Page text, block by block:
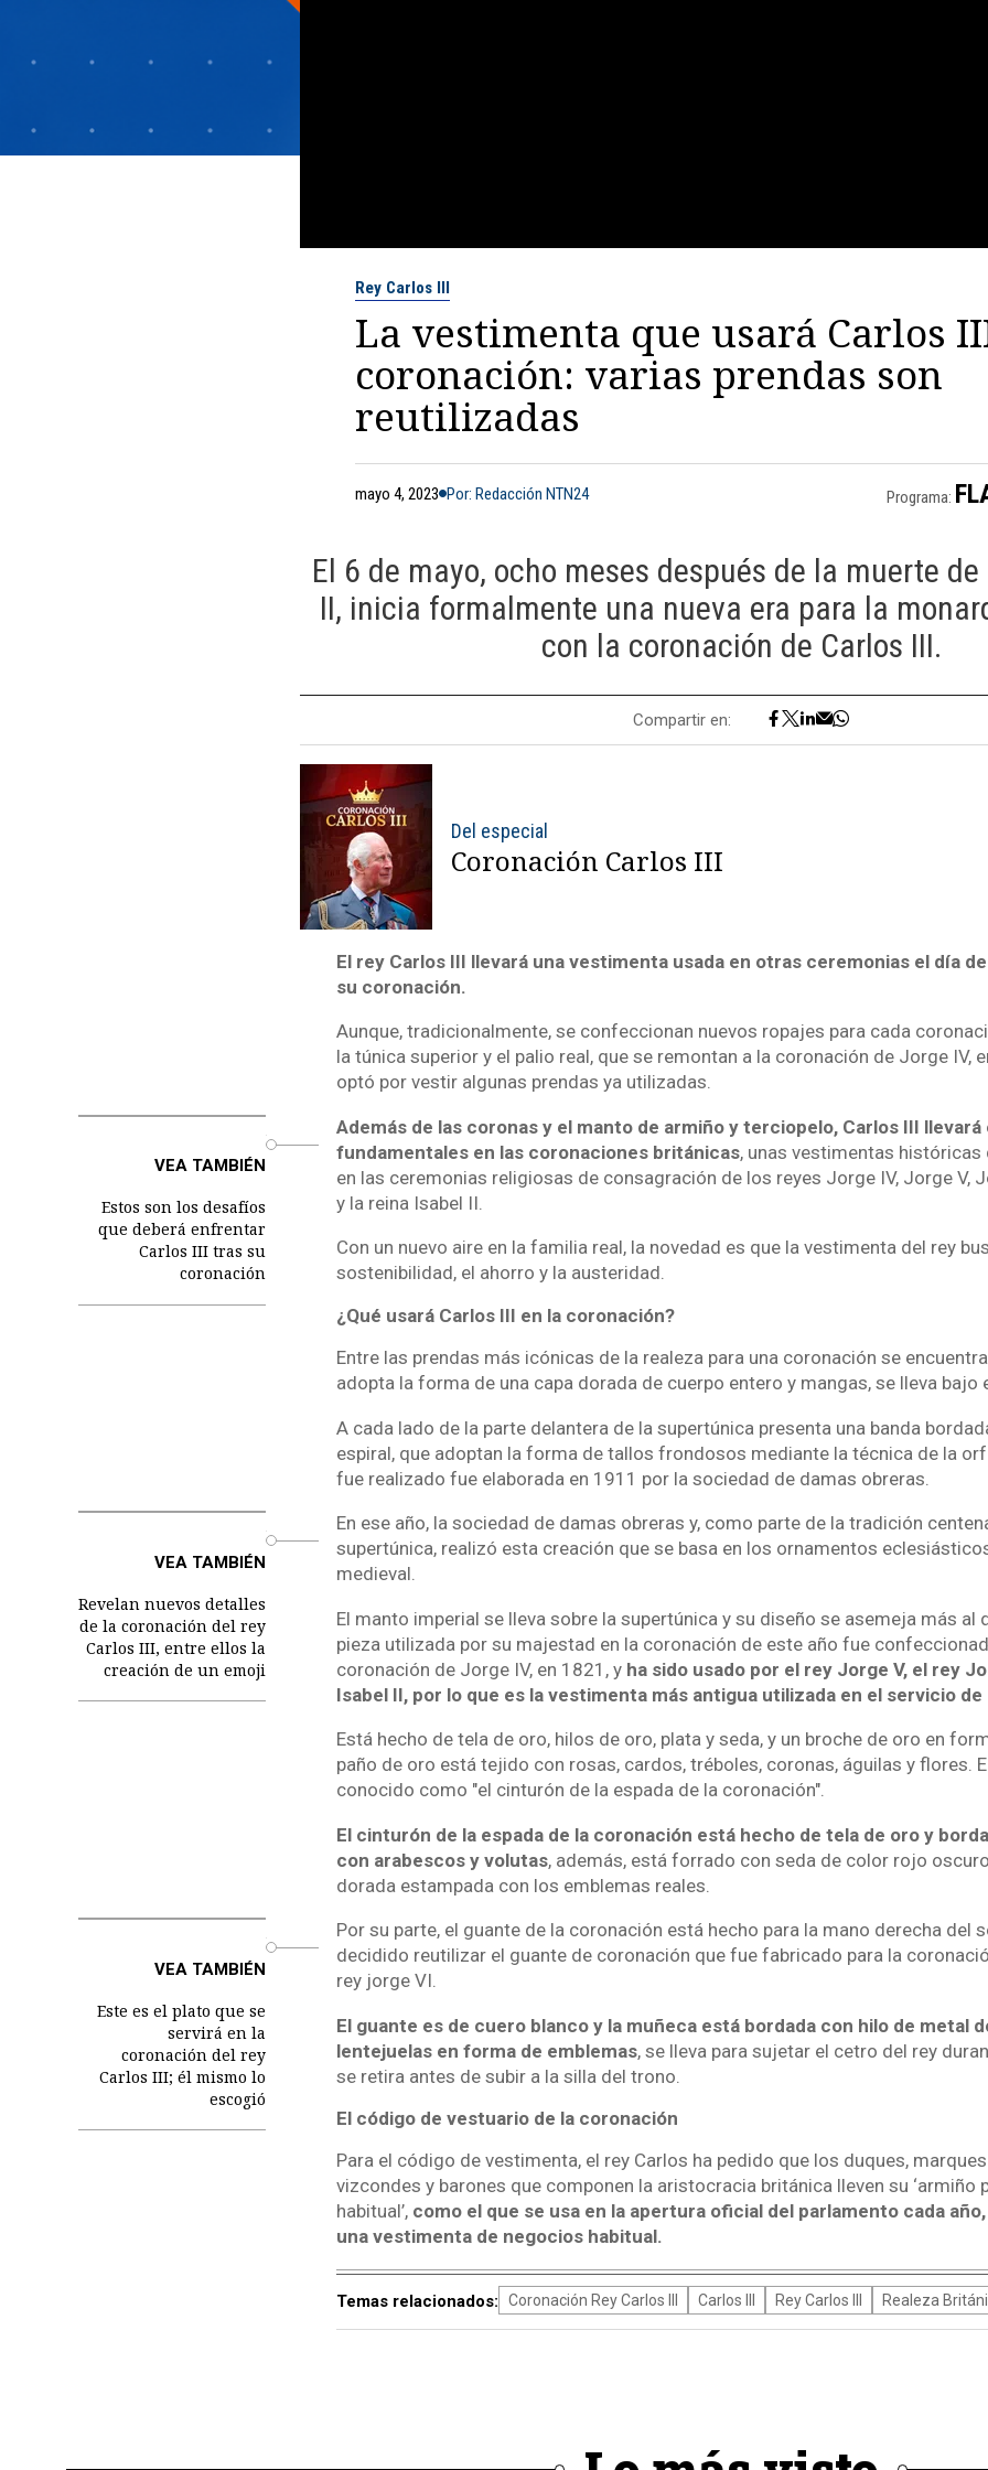
Rey Carlos III
La vestimenta que usará Carlos
coronación: varias prendas son
reutilizadas
mayo 4, 2023 Por: Redacción NTN24 Programa:
El 6 de mayo, ocho meses después de la muerte
II, inicia formalmente una nueva era para la
con la coronación de Carlos III.
Compartir en:
Del especial
Coronación Carlos III
El rey Carlos III llevará una vestimenta usada en otras ceremonias el día de
su coronación.
Aunque, tradicionalmente, se confeccionan nuevos ropajes para cada
la túnica superior y el palio real, que se remontan a la coronación de Jorge IV,
optó por vestir algunas prendas ya utilizadas.
VEA TAMBIÉN
Estos son los desafíos
que deberá enfrentar
Carlos III tras su
coronación
Además de las coronas y el manto de armiño y terciopelo, Carlos III
fundamentales en las coronaciones británicas, unas vestimentas históricas
en las ceremonias religiosas de consagración de los reyes Jorge IV, Jorge V,
y la reina Isabel II.
Con un nuevo aire en la familia real, la novedad es que la vestimenta del rey
sostenibilidad, el ahorro y la austeridad.
¿Qué usará Carlos III en la coronación?
Entre las prendas más icónicas de la realeza para una coronación se
adopta la forma de una capa dorada de cuerpo entero y mangas, se lleva bajo
A cada lado de la parte delantera de la supertúnica presenta una banda
espiral, que adoptan la forma de tallos frondosos mediante la técnica de la
fue realizado fue elaborada en 1911 por la sociedad de damas obreras.
VEA TAMBIÉN
Revelan nuevos detalles
de la coronación del rey
Carlos III, entre ellos la
creación de un emoji
En ese año, la sociedad de damas obreras y, como parte de la tradición
supertúnica, realizó esta creación que se basa en los ornamentos
medieval.
El manto imperial se lleva sobre la supertúnica y su diseño se asemeja más al
pieza utilizada por su majestad en la coronación de este año fue
coronación de Jorge IV, en 1821, y ha sido usado por el rey Jorge V, el rey
Isabel II, por lo que es la vestimenta más antigua utilizada en el servicio
Está hecho de tela de oro, hilos de oro, plata y seda, y un broche de oro en
paño de oro está tejido con rosas, cardos, tréboles, coronas, águilas y flores.
conocido como "el cinturón de la espada de la coronación".
El cinturón de la espada de la coronación está hecho de tela de oro y
con arabescos y volutas, además, está forrado con seda de color rojo
dorada estampada con los emblemas reales.
VEA TAMBIÉN
Este es el plato que se
servirá en la
coronación del rey
Carlos III; él mismo lo
escogió
Por su parte, el guante de la coronación está hecho para la mano derecha del
decidido reutilizar el guante de coronación que fue fabricado para la
rey jorge VI.
El guante es de cuero blanco y la muñeca está bordada con hilo de metal
lentejuelas en forma de emblemas, se lleva para sujetar el cetro del rey
se retira antes de subir a la silla del trono.
El código de vestuario de la coronación
Para el código de vestimenta, el rey Carlos ha pedido que los duques,
vizcondes y barones que componen la aristocracia británica lleven su ‘armiño
habitual’, como el que se usa en la apertura oficial del parlamento cada
una vestimenta de negocios habitual.
Temas relacionados: Coronación Rey Carlos III Carlos III Rey Carlos III Realeza